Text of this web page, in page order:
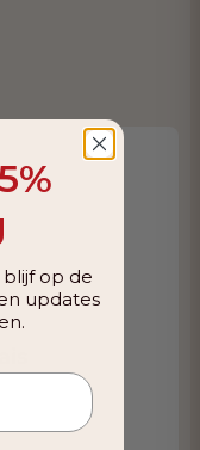
op de
updates